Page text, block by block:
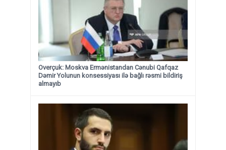
Overçuk: Moskva Ermənistandan Cənubi Qafqaz
Dəmir Yolunun konsessiyası ilə bağlı rəsmi bildiriş
almayıb